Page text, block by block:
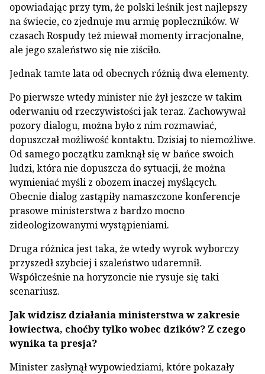
opowiadając przy tym, że polski leśnik jest najlepszy
na świecie, co zjednuje mu armię popleczników. W
czasach Rospudy też miewał momenty irracjonalne,
ale jego szaleństwo się nie ziściło.
Jednak tamte lata od obecnych różnią dwa elementy.
Po pierwsze wtedy minister nie żył jeszcze w takim
oderwaniu od rzeczywistości jak teraz. Zachowywał
pozory dialogu, można było z nim rozmawiać,
dopuszczał możliwość kontaktu. Dzisiaj to niemożliwe.
Od samego początku zamknął się w bańce swoich
ludzi, która nie dopuszcza do sytuacji, że można
wymieniać myśli z obozem inaczej myślących.
Obecnie dialog zastąpiły namaszczone konferencje
prasowe ministerstwa z bardzo mocno
zideologizowanymi wystąpieniami.
Druga różnica jest taka, że wtedy wyrok wyborczy
przyszedł szybciej i szaleństwo udaremnił.
Współcześnie na horyzoncie nie rysuje się taki
scenariusz.
Jak widzisz działania ministerstwa w zakresie
łowiectwa, choćby tylko wobec dzików? Z czego
wynika ta presja?
Minister zasłynął wypowiedziami, które pokazały